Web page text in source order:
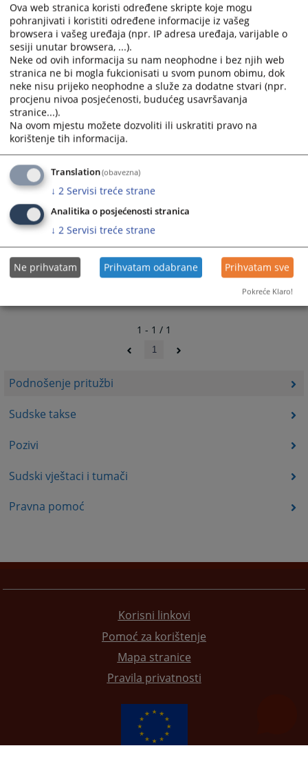
Podnošenje pritužbi
Sudske takse
Pozivi
Sudski vještaci i tumači
Pravna pomoć
4610
Linkovi
VSTV
1 - 1 / 1
1
Korisni linkovi
Pomoć za korištenje
Mapa stranice
Pravila privatnosti
Ova web stranica koristi određene skripte koje mogu
pohranjivati i koristiti određene informacije iz vašeg
browsera i vašeg uređaja (npr. IP adresa uređaja, varijable o
sesiji unutar browsera, ...).
Neke od ovih informacija su nam neophodne i bez njih web
stranica ne bi mogla fukcionisati u svom punom obimu, dok
neke nisu prijeko neophodne a služe za dodatne stvari (npr.
procjenu nivoa posjećenosti, budućeg usavršavanja
stranice...).
Na ovom mjestu možete dozvoliti ili uskratiti pravo na
korištenje tih informacija.
Translation(obavezna)
↓ 2 Servisi treće strane
Analitika o posjećenosti stranica
↓ 2 Servisi treće strane
Ne prihvatam Prihvatam odabrane Prihvatam sve
Pokreće Klaro!